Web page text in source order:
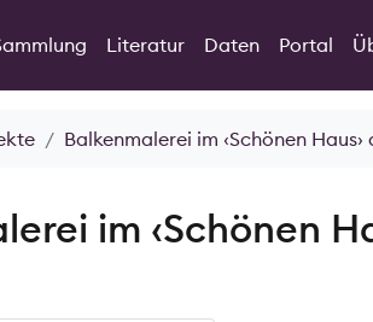
Literatur Daten Portal
Balkenmalerei im ‹Schönen
im ‹Schönen